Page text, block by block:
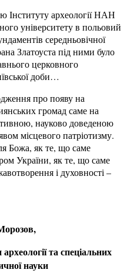
Інституту археології НАН
університету в польовий
середньовічної
Златоуста під ними було
церковного
доби…
про появу на
громад саме на
науково доведеною
місцевого патріотизму.
Божа, як те, що саме
України, як те, що саме
і духовності –
та спеціальних
науки